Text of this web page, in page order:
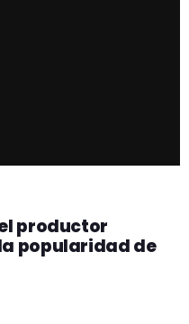
productor
popularidad de